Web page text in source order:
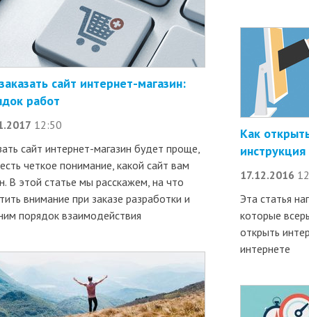
сайт интернет-магазин:
работ
12:50
сайт интернет-магазин будет проще,
четкое понимание, какой сайт вам
В этой статье мы расскажем, на что
внимание при заказе разработки и
порядок взаимодействия
Как
инструкция
17.12.2016
Эта статья
которые
открыть
интернете